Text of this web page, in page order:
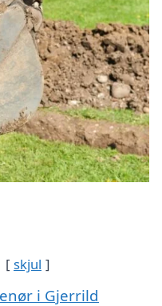
skjul
i Gjerrild